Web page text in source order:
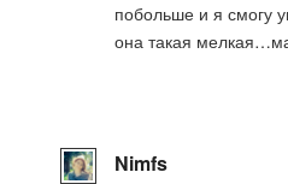
побольше и я смогу
она такая
Nimfs